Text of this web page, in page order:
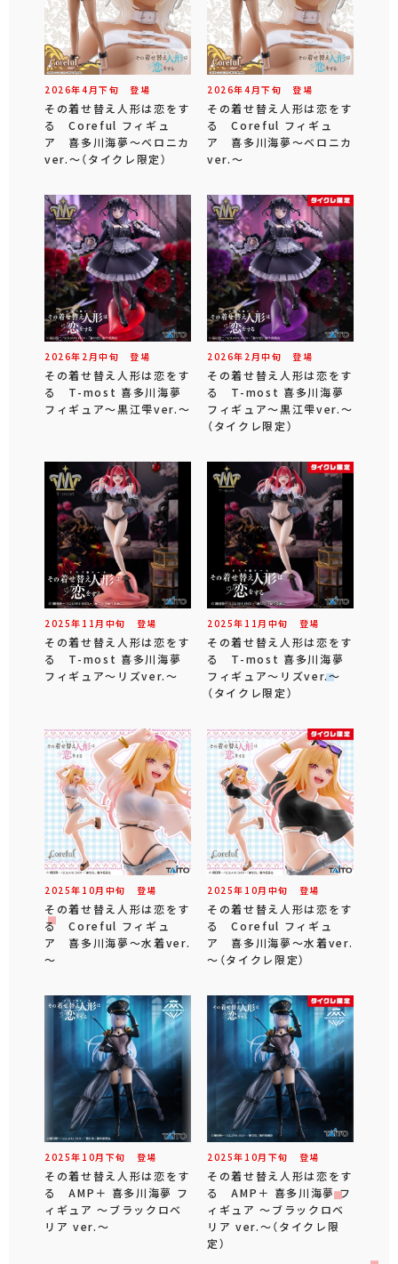
2026年4 月下旬 登場
その着せ替え人形は恋をす
る Coreful フィギュ
ア 喜多川海夢～ベロニカ
ver.～（タイクレ限定）
2026年4 月下旬 登場
その着せ替え人形は恋をす
る Coreful フィギュ
ア 喜多川海夢～ベロニカ
ver.～
2026年 2 月中旬 登場
その着せ替え人形は恋をす
る T-most 喜多川海夢
フィギュア～黒江雫ver.～
2026年 2 月中旬 登場
その着せ替え人形は恋をす
る T-most 喜多川海夢
フィギュア～黒江雫ver.～
（タイクレ限定）
2025年 11 月 中旬 登場
その着せ替え人形は恋をす
る T-most 喜多川海夢
フィギュア～リズver.～
2025年 11 月 中旬 登場
その着せ替え人形は恋をす
る T-most 喜多川海夢
フィギュア～リズver.～
（タイクレ限定）
2025年 10月 中旬 登場
その着せ替え人形は恋をす
る Coreful フィギュ
ア 喜多川海夢～水着ver.
～
2025年 10月 中旬 登場
その着せ替え人形は恋をす
る Coreful フィギュ
ア 喜多川海夢～水着ver.
～（タイクレ限定）
2025年 10月 下旬 登場
その着せ替え人形は恋をす
る AMP＋ 喜多川海夢 フ
ィギュア ～ブラックロベ
リア ver.～
2025年 10月 下旬 登場
その着せ替え人形は恋をす
る AMP＋ 喜多川海夢 フ
ィギュア ～ブラックロベ
リア ver.～（タイクレ限
定）